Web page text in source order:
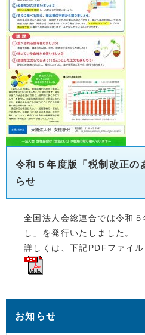
令和５年度版「税制改正の
らせ
全国法人会総連合では令和
し」を発行いたしました。
詳しくは、下記PDFファイル
お知らせ